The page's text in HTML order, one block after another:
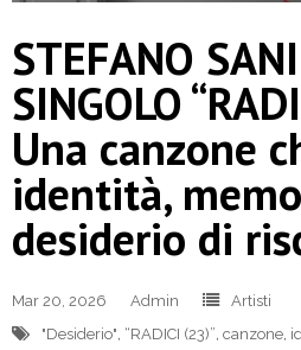
STEFANO
SINGOLO
Una canzone
identità,
desiderio di
Mar 20, 2026 Admin
Artisti
"Desiderio" “RADICI (23)” canzone